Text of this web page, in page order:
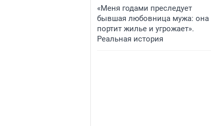
«Меня годами преследует
бывшая любовница мужа: она
портит жилье и угрожает».
Реальная история